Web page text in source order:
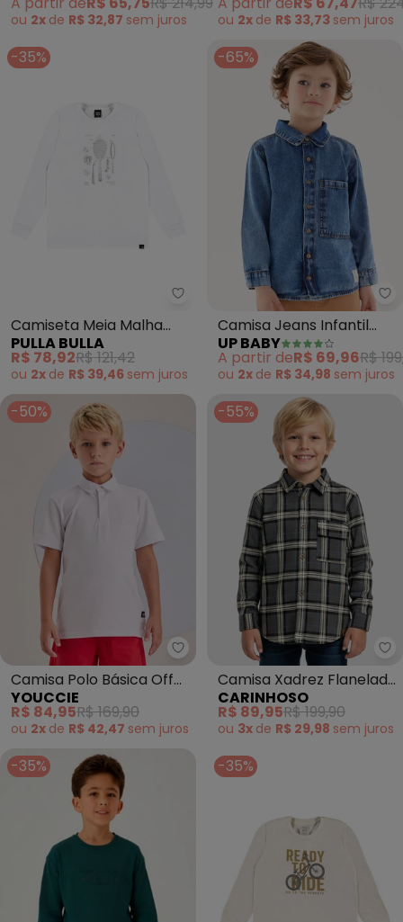
ou 2x de R$ 32,87 sem juros ou 2x de R$ 33,73 sem juros
-35%
Pulla Bulla - Camiseta Meia
Camiseta Meia Malha
(Branco)
PULLA BULLA
R$ 78,92R$ 121,42
ou 2x de R$ 39,46 sem juros
-65%
Camisa Jeans Infantil
Menino (Azul)
UP BABY
A partir deR$ 69,96R$
ou 2x de R$ 34,98 sem juros
-50%
Youccie - Camisa Polo Básica
Camisa Polo Básica Off
White (Off White)
YOUCCIE
R$ 84,95R$ 169,90
ou 2x de R$ 42,47 sem juros
-55%
Camisa Xadrez Flanelada
(Cinza Escuro)
CARINHOSO
R$ 89,95R$ 199,90
ou 3x de R$ 29,98 sem juros
-35% -35%